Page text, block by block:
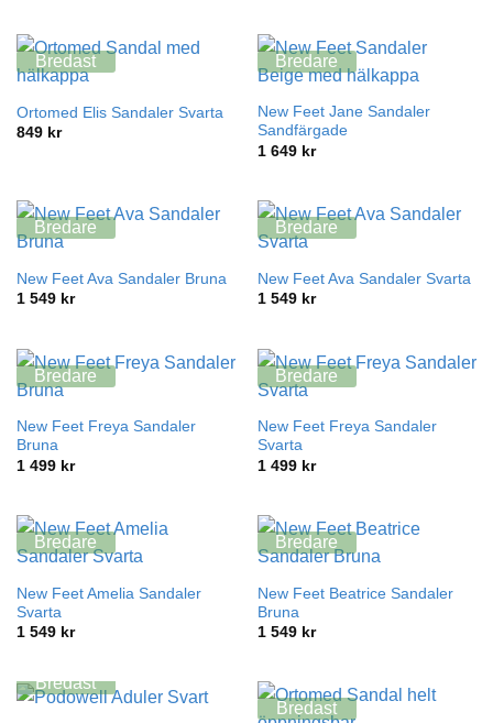
Bredast
Ortomed Elis Sandaler Svarta
849 kr
Bredare
New Feet Jane Sandaler
Sandfärgade
1 649 kr
Bredare
New Feet Ava Sandaler Bruna
1 549 kr
Bredare
New Feet Ava Sandaler Svarta
1 549 kr
Bredare
New Feet Freya Sandaler
Bruna
1 499 kr
Bredare
New Feet Freya Sandaler
Svarta
1 499 kr
Bredare
New Feet Amelia Sandaler
Svarta
1 549 kr
Bredare
New Feet Beatrice Sandaler
Bruna
1 549 kr
Bredast
Bredast